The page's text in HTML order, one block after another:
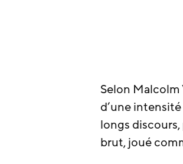
Selon
d’une
longs
brut, joué